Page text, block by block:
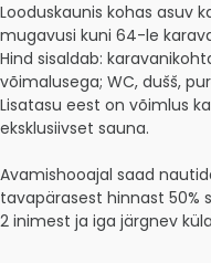
Looduskaunis kohas asuv
mugavusi kuni 64-le
Hind sisaldab:
võimalusega; WC, dušš,
Lisatasu eest on võimlus
eksklusiivset sauna.
Avamishooajal saad
tavapärasest hinnast 50%
2 inimest ja iga järgnev